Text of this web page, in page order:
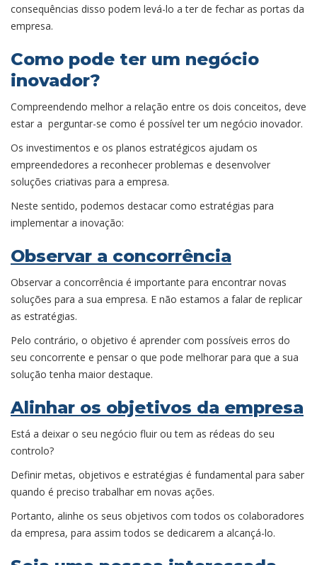
consequências disso podem levá-lo a ter de fechar as portas da
empresa.
Como pode ter um negócio
inovador?
Compreendendo melhor a relação entre os dois conceitos, deve
estar a perguntar-se como é possível ter um negócio inovador.
Os investimentos e os planos estratégicos ajudam os
empreendedores a reconhecer problemas e desenvolver
soluções criativas para a empresa.
Neste sentido, podemos destacar como estratégias para
implementar a inovação:
Observar a concorrência
Observar a concorrência é importante para encontrar novas
soluções para a sua empresa. E não estamos a falar de replicar
as estratégias.
Pelo contrário, o objetivo é aprender com possíveis erros do
seu concorrente e pensar o que pode melhorar para que a sua
solução tenha maior destaque.
Alinhar os objetivos da empresa
Está a deixar o seu negócio fluir ou tem as rédeas do seu
controlo?
Definir metas, objetivos e estratégias é fundamental para saber
quando é preciso trabalhar em novas ações.
Portanto, alinhe os seus objetivos com todos os colaboradores
da empresa, para assim todos se dedicarem a alcançá-lo.